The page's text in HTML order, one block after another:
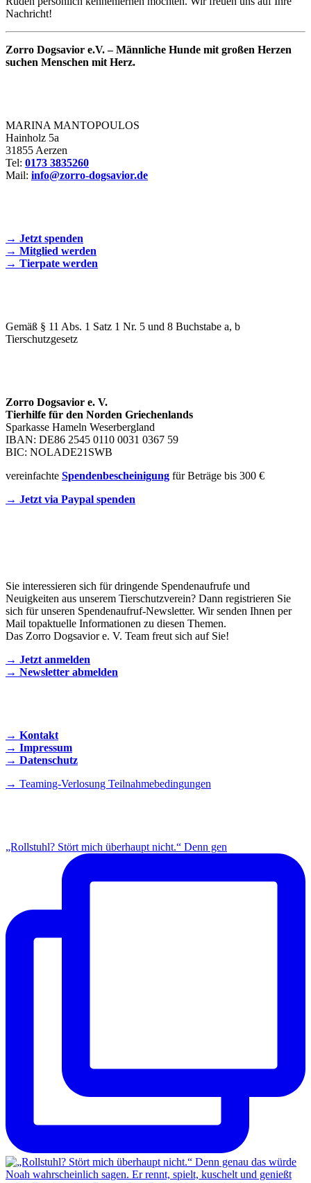
Nachricht!
Zorro Dogsavior e.V. – Männliche Hunde mit großen Herzen
suchen Menschen mit Herz.
MARINA MANTOPOULOS
Hainholz 5a
31855 Aerzen
Tel: 0173 3835260
Mail: info@zorro-dogsavior.de
→ Jetzt spenden
→ Mitglied werden
→ Tierpate werden
Gemäß § 11 Abs. 1 Satz 1 Nr. 5 und 8 Buchstabe a, b
Tierschutzgesetz
Zorro Dogsavior e. V.
Tierhilfe für den Norden Griechenlands
Sparkasse Hameln Weserbergland
IBAN: DE86 2545 0110 0031 0367 59
BIC: NOLADE21SWB
vereinfachte Spendenbescheinigung für Beträge bis 300 €
→ Jetzt via Paypal spenden
Sie interessieren sich für dringende Spendenaufrufe und
Neuigkeiten aus unserem Tierschutzverein? Dann registrieren Sie
sich für unseren Spendenaufruf-Newsletter. Wir senden Ihnen per
Mail topaktuelle Informationen zu diesen Themen.
Das Zorro Dogsavior e. V. Team freut sich auf Sie!
→ Jetzt anmelden
→ Newsletter abmelden
→ Kontakt
→ Impressum
→ Datenschutz
→ Teaming-Verlosung Teilnahmebedingungen
„Rollstuhl? Stört mich überhaupt nicht.“ Denn gen